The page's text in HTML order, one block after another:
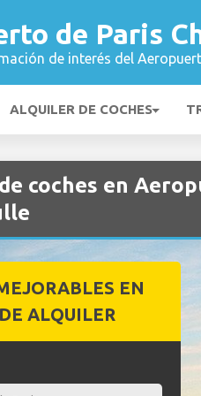
de Paris
de interés del
ALQUILER DE COCHES
coches en
EN
ALQUILER